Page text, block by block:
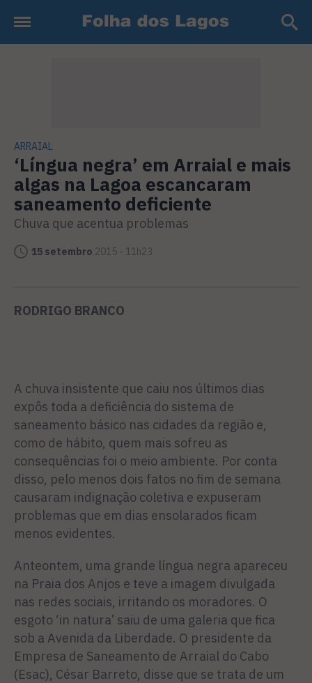
ARRAIAL
‘Língua negra’ em Arraial e mais
algas na Lagoa escancaram
saneamento deficiente
Chuva que acentua problemas
15 setembro 2015 - 11h23
RODRIGO BRANCO
A chuva insistente que caiu nos últimos dias
expôs toda a deficiência do sistema de
saneamento básico nas cidades da região e,
como de hábito, quem mais sofreu as
consequências foi o meio ambiente. Por conta
disso, pelo menos dois fatos no fim de semana
causaram indignação coletiva e expuseram
problemas que em dias ensolarados ficam
menos evidentes.
Anteontem, uma grande língua negra apareceu
na Praia dos Anjos e teve a imagem divulgada
nas redes sociais, irritando os moradores. O
esgoto ‘in natura’ saiu de uma galeria que fica
sob a Avenida da Liberdade. O presidente da
Empresa de Saneamento de Arraial do Cabo
(Esac), César Barreto, disse que se trata de um